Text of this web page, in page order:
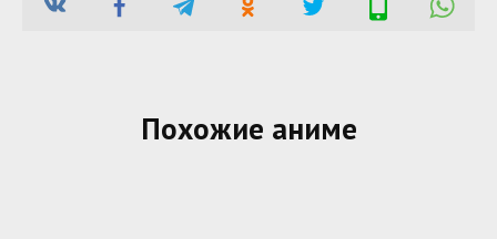
Похожие аниме